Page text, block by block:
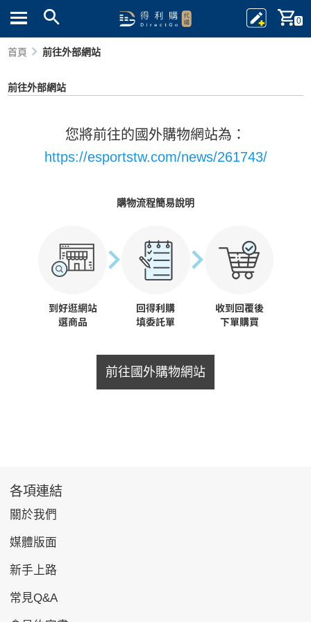
0
首頁 前往外部網站
前往外部網站
您將前往的國外購物網站為：
https://esportstw.com/news/261743/
購物流程簡易說明
前往國外購物網站
各項連結
關於我們
媒體版面
新手上路
常見Q&A